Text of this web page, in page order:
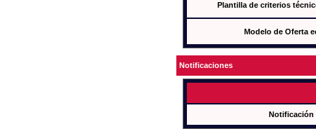
Plantilla de criterios
Modelo de Oferta
Notificaciones
Notificación